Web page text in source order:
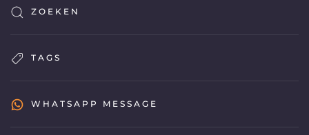
ZOEKEN
TAGS
WHATSAPP MESSAGE